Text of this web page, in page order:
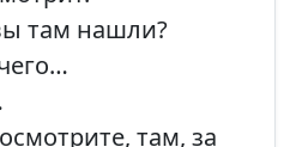
там нашли?
там, за